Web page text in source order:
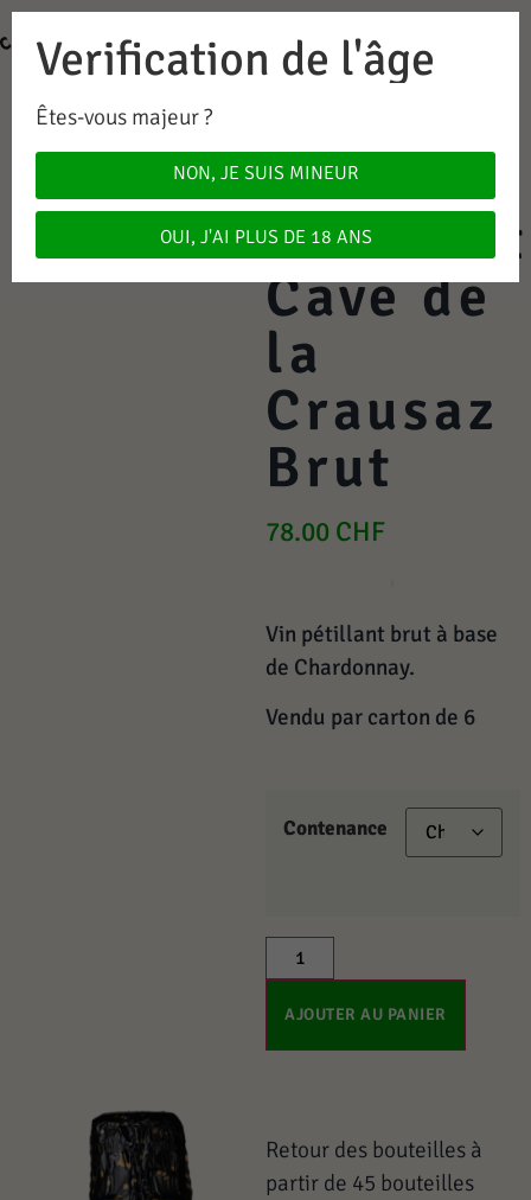
Vin
Pétillant
Cave de
la
Crausaz
Brut
78.00 CHF
Vin pétillant brut à base
de Chardonnay.
Vendu par carton de 6
Contenance
AJOUTER AU PANIER
Retour des bouteilles à
partir de 45 bouteilles
Verification de l'âge
Êtes-vous majeur ?
NON, JE SUIS MINEUR
OUI, J'AI PLUS DE 18 ANS